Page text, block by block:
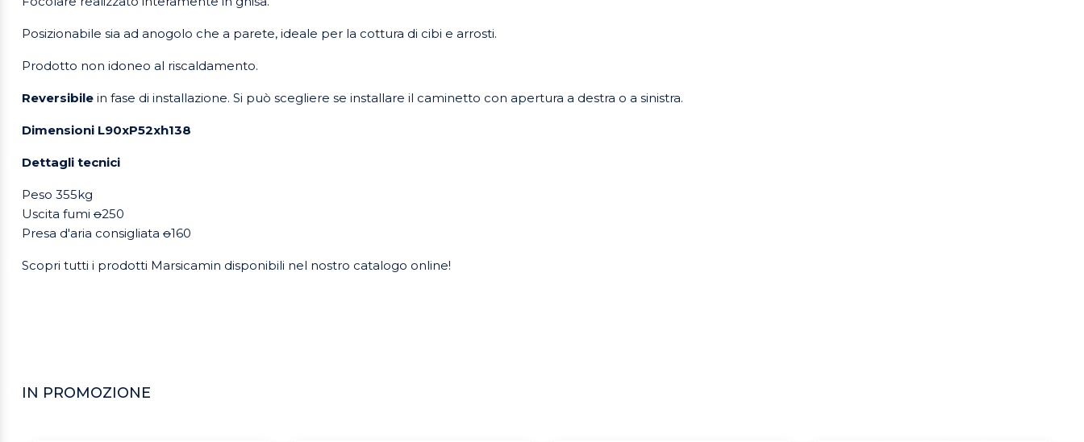
Posizionabile sia ad anogolo che a parete, ideale per la cottura di cibi e arrosti.
Prodotto non idoneo al riscaldamento.
Reversibile in fase di installazione. Si può scegliere se installare il caminetto con apertura a destra o a sinistra.
Dimensioni L90xP52xh138
Dettagli tecnici
Peso 355kg
Uscita fumi o250
Presa d'aria consigliata o160
Scopri tutti i prodotti Marsicamin disponibili nel nostro catalogo online!
IN PROMOZIONE